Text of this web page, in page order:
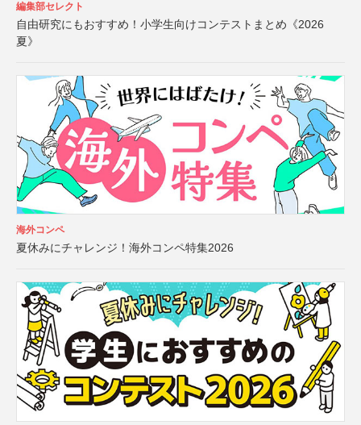
編集部セレクト
自由研究にもおすすめ！小学生向けコンテストまとめ《2026
夏》
海外コンペ
夏休みにチャレンジ！海外コンペ特集2026